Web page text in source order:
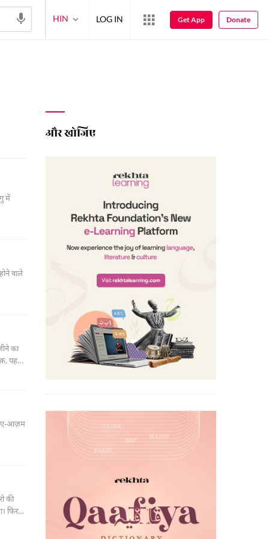
में
वाले
का
पहले
और
ए-आज़म
की
फिर
और खोजिए
HIN LOG IN Get App Donate